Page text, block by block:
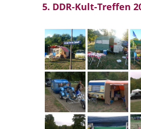
5. DDR-Kult-Treffen